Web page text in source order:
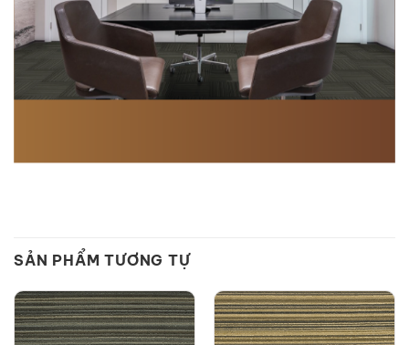
SẢN PHẨM TƯƠNG TỰ